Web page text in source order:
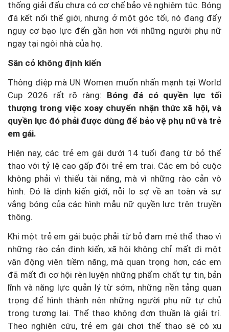
thống giải đấu chưa có cơ chế bảo vệ nghiêm túc. Bóng
đá kết nối thế giới, nhưng ở một góc tối, nó đang đẩy
nguy cơ bạo lực đến gần hơn với những người phụ nữ
ngay tại ngôi nhà của họ.
Sân cỏ không định kiến
Thông điệp mà UN Women muốn nhấn mạnh tại World
Cup 2026 rất rõ ràng: Bóng đá có quyền lực tối
thượng trong việc xoay chuyển nhận thức xã hội, và
quyền lực đó phải được dùng để bảo vệ phụ nữ và trẻ
em gái.
Hiện nay, các trẻ em gái dưới 14 tuổi đang từ bỏ thể
thao với tỷ lệ cao gấp đôi trẻ em trai. Các em bỏ cuộc
không phải vì thiếu tài năng, mà vì những rào cản vô
hình. Đó là định kiến giới, nỗi lo sợ về an toàn và sự
vắng bóng của các hình mẫu nữ quyền lực trên truyền
thông.
Khi một trẻ em gái buộc phải từ bỏ đam mê thể thao vì
những rào cản định kiến, xã hội không chỉ mất đi một
vận động viên tiềm năng, mà quan trọng hơn, các em
đã mất đi cơ hội rèn luyện những phẩm chất tự tin, bản
lĩnh và năng lực quản lý từ sớm, những nền tảng quan
trọng để hình thành nên những người phụ nữ tự chủ
trong tương lai. Thể thao không đơn thuần là giải trí.
Theo nghiên cứu, trẻ em gái chơi thể thao sẽ có xu